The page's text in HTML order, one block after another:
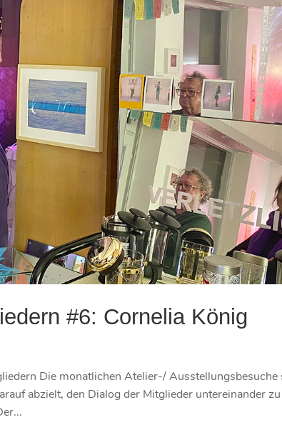
#6: Cornelia König
Die monatlichen Atelier-/ Ausstellungsbesuche
abzielt, den Dialog der Mitglieder untereinander